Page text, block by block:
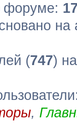
форуме:
на
(747)
,